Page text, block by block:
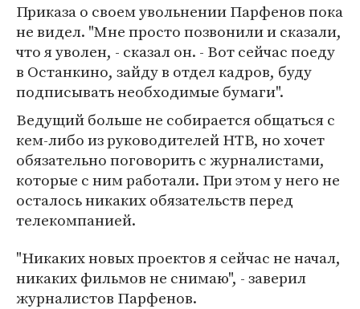
Приказа о своем увольнении Парфенов пока
не видел. "Мне просто позвонили и сказали,
что я уволен, - сказал он. - Вот сейчас поеду
в Останкино, зайду в отдел кадров, буду
подписывать необходимые бумаги".
Ведущий больше не собирается общаться с
кем-либо из руководителей НТВ, но хочет
обязательно поговорить с журналистами,
которые с ним работали. При этом у него не
осталось никаких обязательств перед
телекомпанией.
"Никаких новых проектов я сейчас не начал,
никаких фильмов не снимаю", - заверил
журналистов Парфенов.